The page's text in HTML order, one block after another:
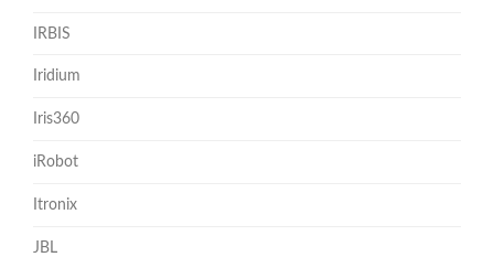
IRBIS
Iridium
Iris360
iRobot
Itronix
JBL